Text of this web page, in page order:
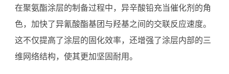
在聚氨酯涂层的制备过程中，异辛酸铅充当催化剂的角
色，加快了异氰酸酯基团与羟基之间的交联反应速度。
这不仅提高了涂层的固化效率，还增强了涂层内部的三
维网络结构，使其更加坚固耐用。